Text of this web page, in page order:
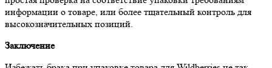
информации о товаре, или более тщательный контроль для
высокозначительных позиций.
Заключение